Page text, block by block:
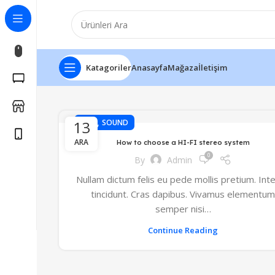
KatagorilerAnasayfaMağazaİletişim
13
ARA
HI-FI , SOUND
How to choose a HI-FI stereo system
By Admin 0
Nullam dictum felis eu pede mollis pretium.
tincidunt. Cras dapibus. Vivamus elementum
semper nisi…
Continue Reading